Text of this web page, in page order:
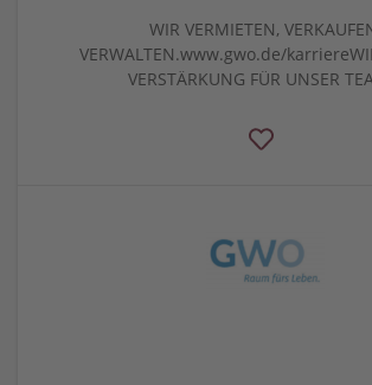
WIR VERMIETEN,
VERWALTEN.www.gwo.de/
VERSTÄRKUNG FÜR UNSER